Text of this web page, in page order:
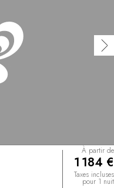
À partir de
1 184 €
Taxes incluses
pour 1 nuit